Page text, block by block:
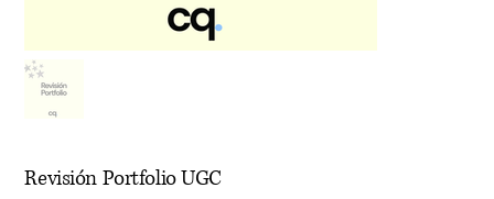
Revisión Portfolio UGC